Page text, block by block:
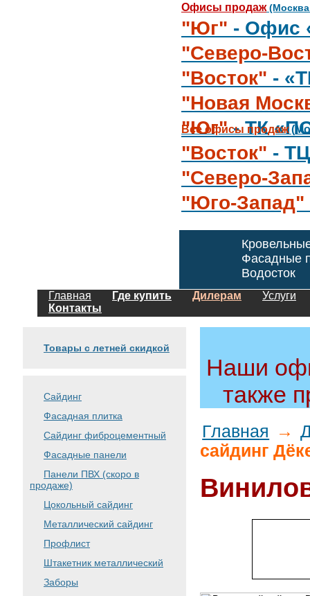
Офисы продаж(Москва
"Юг" - Офис
"Северо-
"Восток" -
"Новая
"Юг"- ТК
"Восток" -
"Северо-
"Юго-Запад"
Все офисы продаж
Фасадные
Водосток
Главная Где купить Дилерам
Услуги
Контакты
Товары с летней скидкой
Сайдинг
Фасадная плитка
Сайдинг фиброцементный
Фасадные панели
Панели ПВХ (скоро в
продаже)
Цокольный сайдинг
Металлический сайдинг
Профлист
Штакетник металлический
Заборы
Наши
также
Главная →
сайдинг